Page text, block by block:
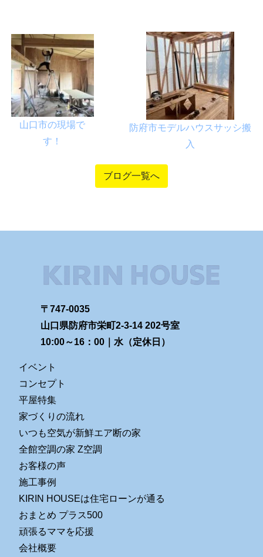
山口市の現場で
す！
防府市モデルハウスサッシ搬
入
ブログ一覧へ
〒747-0035
山口県防府市栄町2-3-14 202号室
10:00～16：00｜水（定休日）
イベント
コンセプト
平屋特集
家づくりの流れ
いつも空気が新鮮エア断の家
全館空調の家 Z空調
お客様の声
施工事例
KIRIN HOUSEは住宅ローンが通る
おまとめ プラス500
頑張るママを応援
会社概要